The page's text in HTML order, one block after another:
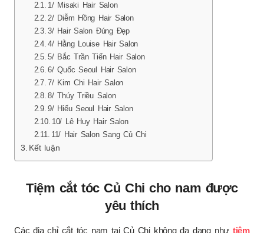
1/ Misaki Hair Salon
2/ Diễm Hồng Hair Salon
3/ Hair Salon Đúng Đẹp
4/ Hằng Louise Hair Salon
5/ Bắc Trần Tiến Hair Salon
6/ Quốc Seoul Hair Salon
7/ Kim Chi Hair Salon
8/ Thúy Triều Salon
9/ Hiếu Seoul Hair Salon
10/ Lê Huy Hair Salon
11/ Hair Salon Sang Củ Chi
Kết luận
Tiệm cắt tóc Củ Chi cho nam được
yêu thích
Các địa chỉ cắt tóc nam tại Củ Chi không đa dạng như tiệm